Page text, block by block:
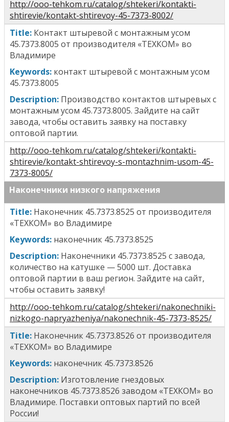
http://ooo-tehkom.ru/catalog/shtekeri/kontakti-
shtirevie/kontakt-shtirevoy-45-7373-8002/
Title: Контакт штыревой с монтажным усом
45.7373.8005 от производителя «ТЕХКОМ» во
Владимире
Keywords: контакт штыревой с монтажным усом
45.7373.8005
Description: Производство контактов штыревыхс
монтажным усом 45.7373.8005. Зайдите на сайт
завода, чтобы оставить заявку на поставку
оптовой партии.
http://ooo-tehkom.ru/catalog/shtekeri/kontakti-
shtirevie/kontakt-shtirevoy-s-montazhnim-usom-45-
7373-8005/
Наконечники низкого напряжения
Title: Наконечник 45.7373.8525 от производителя
«ТЕХКОМ» во Владимире
Keywords: наконечник 45.7373.8525
Description: Наконечники 45.7373.8525 с завода,
количество на катушке — 5000 шт. Доставка
оптовой партии в ваш регион. Зайдите на сайт,
чтобы оставить заявку!
http://ooo-tehkom.ru/catalog/shtekeri/nakonechniki-
nizkogo-napryazheniya/nakonechnik-45-7373-8525/
Title: Наконечник 45.7373.8526 от производителя
«ТЕХКОМ» во Владимире
Keywords: наконечник 45.7373.8526
Description: Изготовление гнездовых
наконечников 45.7373.8526 заводом «ТЕХКОМ» во
Владимире. Поставки оптовых партий по всей
России!